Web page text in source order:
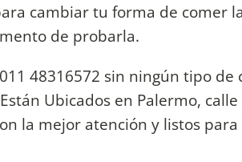
cambiar tu forma de comer
de probarla.
48316572 sin ningún tipo de
Ubicados en Palermo,
la mejor atención y listos